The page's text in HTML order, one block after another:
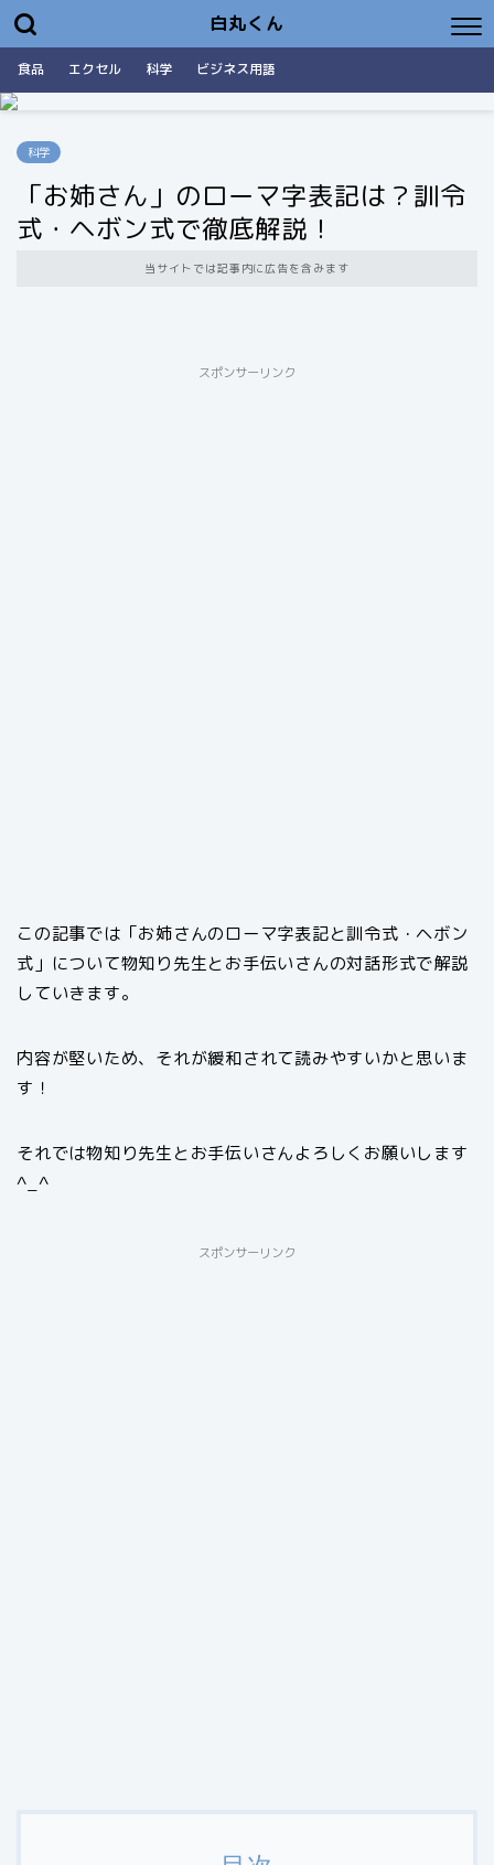
白丸くん
食品 エクセル 科学 ビジネス用語
科学
「お姉さん」のローマ字表記は？訓令
式・ヘボン式で徹底解説！
当サイトでは記事内に広告を含みます
スポンサーリンク
この記事では「お姉さんのローマ字表記と訓令式・ヘボン
式」について物知り先生とお手伝いさんの対話形式で解説
していきます。
内容が堅いため、それが緩和されて読みやすいかと思いま
す！
それでは物知り先生とお手伝いさんよろしくお願いします
^_^
スポンサーリンク